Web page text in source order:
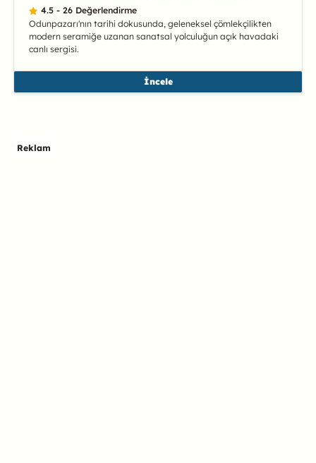
4.5 - 26 Değerlendirme
Odunpazarı'nın tarihi dokusunda, geleneksel çömlekçilikten
modern seramiğe uzanan sanatsal yolculuğun açık havadaki
canlı sergisi.
İncele
Reklam